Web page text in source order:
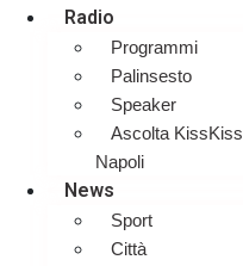
Radio
Programmi
Palinsesto
Speaker
Ascolta KissKiss
Napoli
News
Sport
Città